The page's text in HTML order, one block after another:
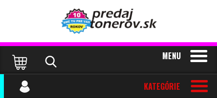
MENU
KATEGÓRIE